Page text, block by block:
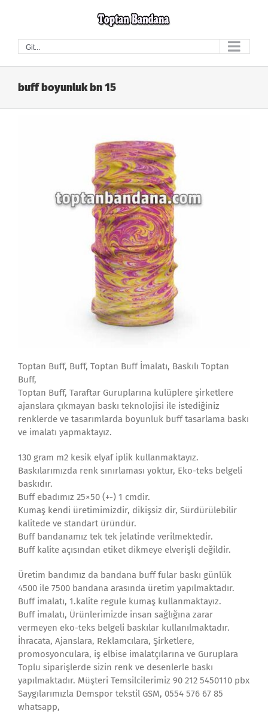
Git...
buff boyunluk bn 15
Toptan Buff, Buff, Toptan Buff İmalatı, Baskılı Toptan
Buff,
Toptan Buff, Taraftar Guruplarına kulüplere şirketlere
ajanslara çıkmayan baskı teknolojisi ile istediğiniz
renklerde ve tasarımlarda boyunluk buff tasarlama baskı
ve imalatı yapmaktayız.
130 gram m2 kesik elyaf iplik kullanmaktayız.
Baskılarımızda renk sınırlaması yoktur, Eko-teks belgeli
baskıdır.
Buff ebadımız 25×50 (+-) 1 cmdir.
Kumaş kendi üretimimizdir, dikişsiz dir, Sürdürülebilir
kalitede ve standart üründür.
Buff bandanamız tek tek jelatinde verilmektedir.
Buff kalite açısından etiket dikmeye elverişli değildir.
Üretim bandımız da bandana buff fular baskı günlük
4500 ile 7500 bandana arasında üretim yapılmaktadır.
Buff imalatı, 1.kalite regule kumaş kullanmaktayız.
Buff imalatı, Ürünlerimizde insan sağlığına zarar
vermeyen eko-teks belgeli baskılar kullanılmaktadır.
İhracata, Ajanslara, Reklamcılara, Şirketlere,
promosyonculara, iş elbise imalatçılarına ve Guruplara
Toplu siparişlerde sizin renk ve desenlerle baskı
yapılmaktadır. Müşteri Temsilcilerimiz 90 212 5450110 pbx
Saygılarımızla Demspor tekstil GSM, 0554 576 67 85
whatsapp,